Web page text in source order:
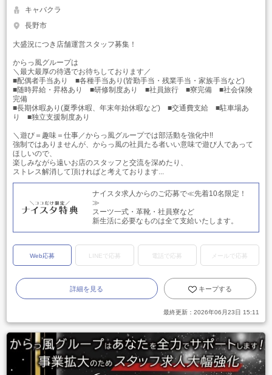
キャバクラ
長野市
大盛況につき店舗運営スタッフ募集！
からっ風グループは
＼最大最厚の待遇でお待ちしております／
■配偶者手当あり ■各種手当あり(皆勤手当・残業手当・家族手当など)
■随時昇給・昇格あり ■研修制度あり ■社員旅行 ■寮完備 ■社会保険
完備
■長期休暇あり(夏季休暇、年末年始休暇など) ■交通費支給 ■駐車場あ
り ■独立支援制度あり
＼遊び＝趣味＝仕事／からっ風グループでは部活動を強化中!!
強制ではありませんが、からっ風の社員たる者いい意味で遊び人であって
ほしいので、
楽しみながら遠いお店のスタッフと交流を深めたり、
ストレス解消して頂ければと考えております...
ナイスタ求人からのご応募で≪先着10名限定！
≫
スーツ一式・革靴・社員寮など
新生活に必要なものは全て支給いたします。
Web応募 LINEで応募 電話で応募 メールで応募
詳細を見る キープする
最終更新： 2026年06月23日 15:11